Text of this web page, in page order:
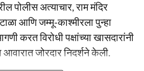
पोलीस अत्याचार, राम मंदिर
आणि जम्मू-काश्मीरला पुन्हा
करत विरोधी पक्षांच्या खासदारांनी
जोरदार निदर्शने केली.